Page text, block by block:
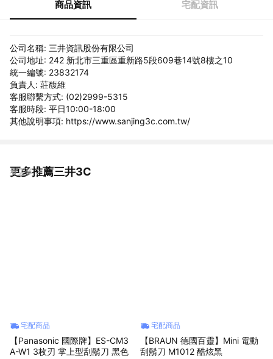
商品資訊 宅配資訊
公司名稱: 三井資訊股份有限公司
公司地址: 242 新北市三重區重新路5段609巷14號8樓之10
統一編號: 23832174
負責人: 莊馥維
客服聯繫方式: (02)2999-5315
客服時段: 平日10:00-18:00
其他說明事項: https://www.sanjing3c.com.tw/
更多推薦三井3C
看更多
宅配商品
【Panasonic 國際牌】ES-CM3
A-W1 3枚刃 掌上型刮鬍刀 黑色
宅配商品
【BRAUN 德國百靈】Mini 電動
刮鬍刀 M1012 酷炫黑